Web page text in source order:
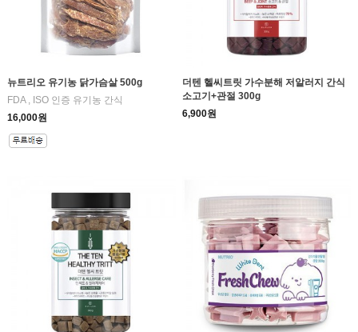
뉴트리오 유기농 닭가슴살 500g
FDA , ISO 인증 유기농 간식
16,000원
더텐 헬씨트릿 가수분해 저알러지 간식
소고기+관절 300g
6,900원